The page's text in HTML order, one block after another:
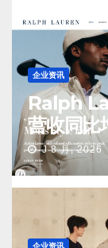
企业资讯
Ralph
营收同比
14%
J 8 月, 2026
企业资讯